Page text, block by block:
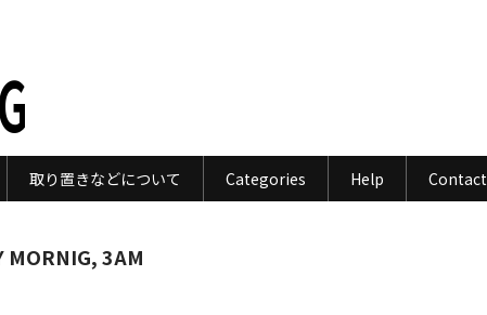
取り置きなどについて Categories Help Contact
MORNIG, 3AM